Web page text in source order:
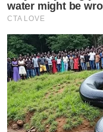
water might be
CTA LOVE